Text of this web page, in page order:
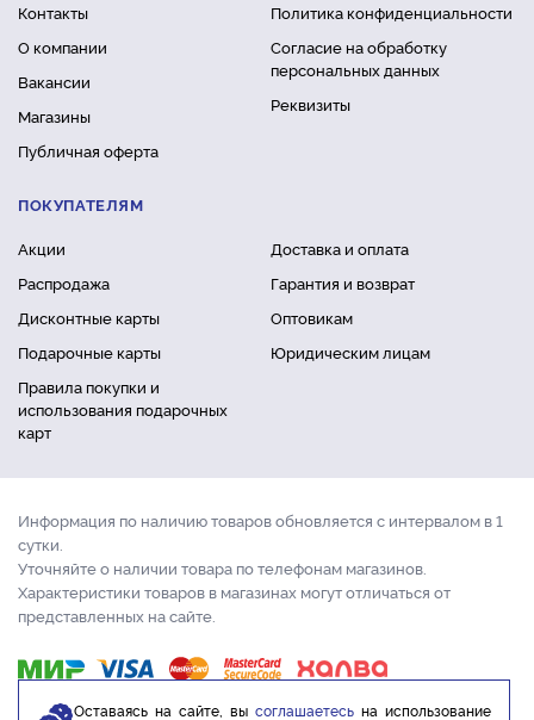
Контакты
О компании
Вакансии
Магазины
Публичная оферта
Политика конфиденциальности
Согласие на обработку
персональных данных
Реквизиты
ПОКУПАТЕЛЯМ
Акции
Распродажа
Дисконтные карты
Подарочные карты
Правила покупки и
использования подарочных
карт
Доставка и оплата
Гарантия и возврат
Оптовикам
Юридическим лицам
Информация по наличию товаров обновляется с интервалом в 1
сутки.
Уточняйте о наличии товара по телефонам магазинов.
Характеристики товаров в магазинах могут отличаться от
представленных на сайте.
Оставаясь на сайте, высоглашаетесь на использование